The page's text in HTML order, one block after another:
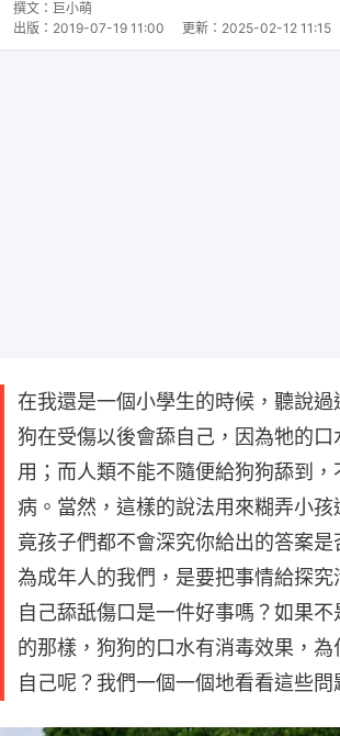
撰文： 巨小萌
出版： 2019-07-19 11:00 更新： 2025-02-12 11:15
在我還是一個小學生的時候，聽說過
狗在受傷以後會舔自己，因為牠的
用；而人類不能不隨便給狗狗舔到，
病。當然，這樣的說法用來糊弄小孩
竟孩子們都不會深究你給出的答案
為成年人的我們，是要把事情給探
自己舔舐傷口是一件好事嗎？如果
的那樣，狗狗的口水有消毒效果，
自己呢？我們一個一個地看看這些問